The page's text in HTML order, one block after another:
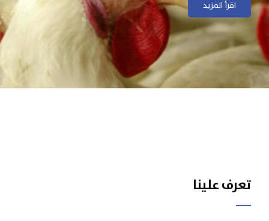
اقرأ المزيداقرأ المزيد
تعرف علينا